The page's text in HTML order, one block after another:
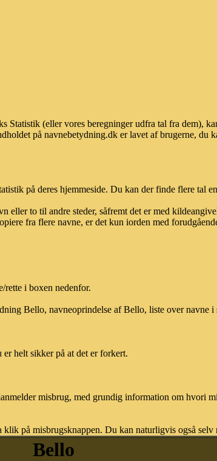
(eller vores beregninger udfra tal fra dem),
på navnebetydning.dk er lavet af brugerne, du
på deres hjemmeside. Du kan der finde flere tal
eller to til andre steder, såfremt det er med
fra flere navne, er det kun iorden med
i boxen nedenfor.
Bello, navneoprindelse af Bello, liste over navne i
er helt sikker på at det er forkert.
misbrug, med grundig information om hvori
på misbrugsknappen. Du kan naturligvis også selv
Bello